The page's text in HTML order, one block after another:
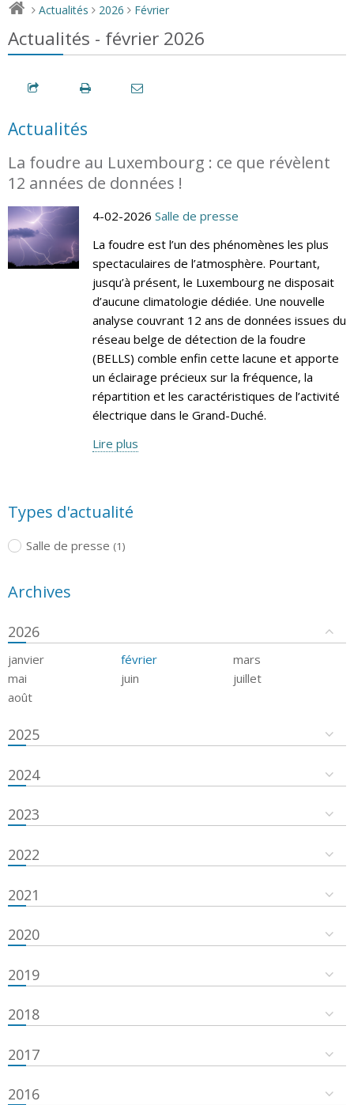
> Actualités > 2026 > Février
Actualités - février 2026
Actualités
La foudre au Luxembourg : ce que révèlent
12 années de données !
4-02-2026 Salle de presse
La foudre est l’un des phénomènes les plus
spectaculaires de l’atmosphère. Pourtant,
jusqu’à présent, le Luxembourg ne disposait
d’aucune climatologie dédiée. Une nouvelle
analyse couvrant 12 ans de données issues du
réseau belge de détection de la foudre
(BELLS) comble enfin cette lacune et apporte
un éclairage précieux sur la fréquence, la
répartition et les caractéristiques de l’activité
électrique dans le Grand-Duché.
Lire plus
Types d'actualité
Salle de presse (1)
Archives
2026
janvier février
mars
mai
juin
juillet
août
2025
2024
2023
2022
2021
2020
2019
2018
2017
2016